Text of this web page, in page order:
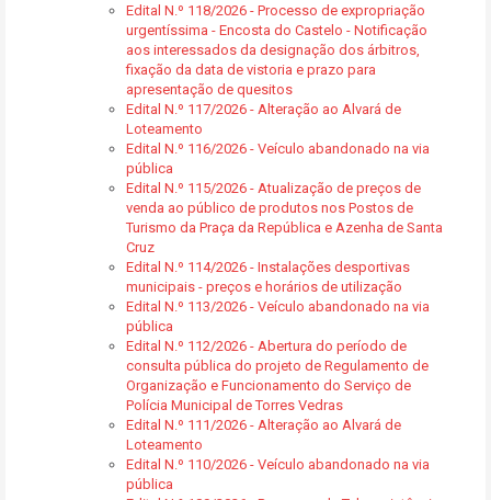
Edital N.º 118/2026 - Processo de expropriação
urgentíssima - Encosta do Castelo - Notificação
aos interessados da designação dos árbitros,
fixação da data de vistoria e prazo para
apresentação de quesitos
Edital N.º 117/2026 - Alteração ao Alvará de
Loteamento
Edital N.º 116/2026 - Veículo abandonado na via
pública
Edital N.º 115/2026 - Atualização de preços de
venda ao público de produtos nos Postos de
Turismo da Praça da República e Azenha de Santa
Cruz
Edital N.º 114/2026 - Instalações desportivas
municipais - preços e horários de utilização
Edital N.º 113/2026 - Veículo abandonado na via
pública
Edital N.º 112/2026 - Abertura do período de
consulta pública do projeto de Regulamento de
Organização e Funcionamento do Serviço de
Polícia Municipal de Torres Vedras
Edital N.º 111/2026 - Alteração ao Alvará de
Loteamento
Edital N.º 110/2026 - Veículo abandonado na via
pública